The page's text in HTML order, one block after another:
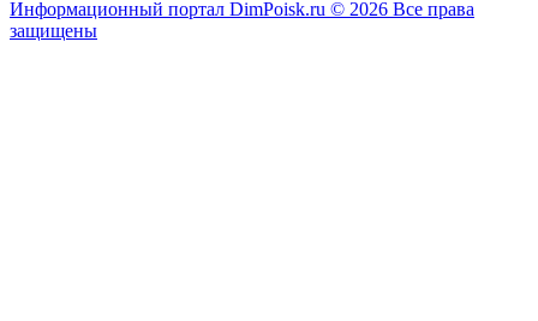
Информационный портал DimPoisk.ru © 2026 Все права
защищены